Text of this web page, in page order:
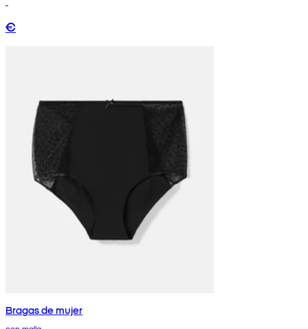
€
Bragas de mujer